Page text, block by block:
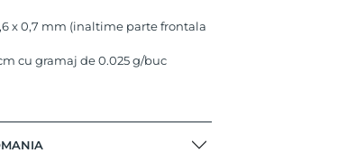
x 0,7 mm (inaltime parte frontala
cu gramaj de 0.025 g/buc